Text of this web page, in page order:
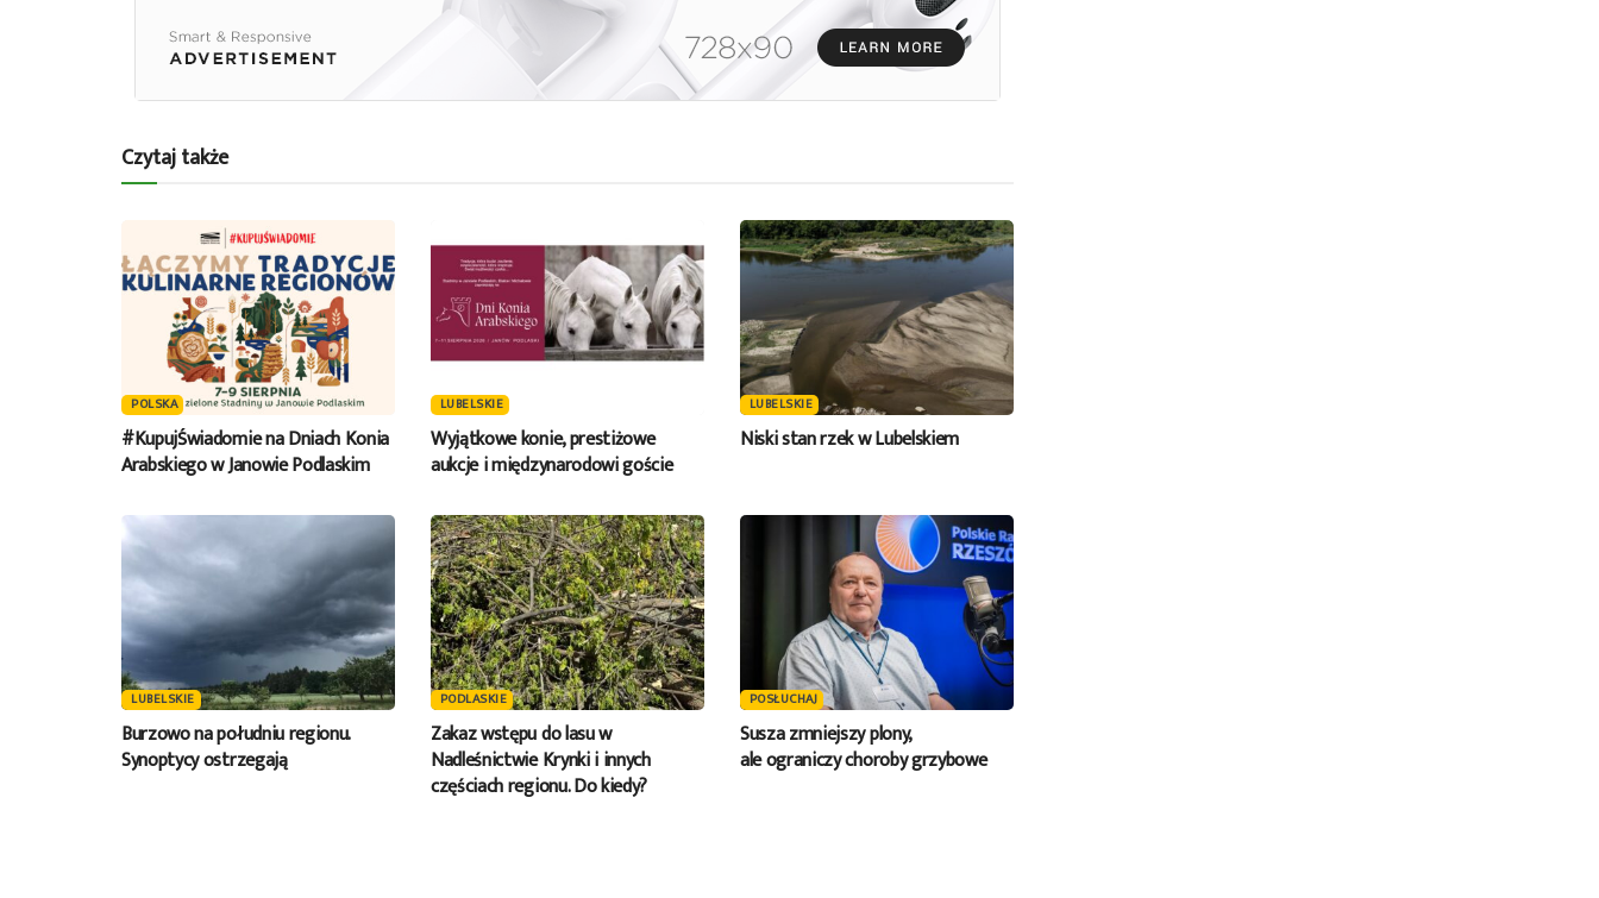
Czytaj także
POLSKA
#KupujŚwiadomie na Dniach Konia
Arabskiego w Janowie Podlaskim
LUBELSKIE
Wyjątkowe konie, prestiżowe
aukcje i międzynarodowi goście
LUBELSKIE
Niski stan rzek w Lubelskiem
LUBELSKIE
Burzowo na południu regionu.
Synoptycy ostrzegają
PODLASKIE
Zakaz wstępu do lasu w
Nadleśnictwie Krynki i innych
częściach regionu. Do kiedy?
POSŁUCHAJ
Susza zmniejszy plony,
ale ograniczy choroby grzybowe